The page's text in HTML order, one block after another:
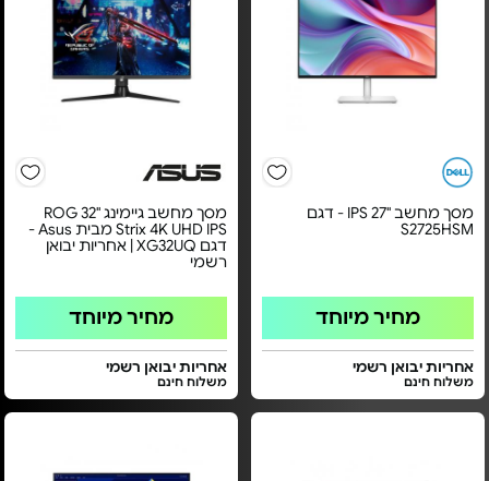
מסך מחשב "27 IPS - דגם
S2725HSM
מחיר מיוחד
אחריות יבואן רשמי
משלוח חינם
מסך מחשב גיימינג ''32 ROG
Strix 4K UHD IPS מבית Asus -
דגם XG32UQ | אחריות יבואן
רשמי
מחיר מיוחד
אחריות יבואן רשמי
משלוח חינם